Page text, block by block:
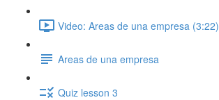
Video: Areas de una empresa (3:22)
Areas de una empresa
Quiz lesson 3